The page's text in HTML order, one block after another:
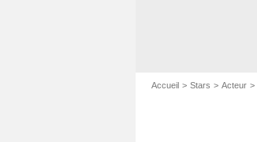
Accueil Stars Acteur